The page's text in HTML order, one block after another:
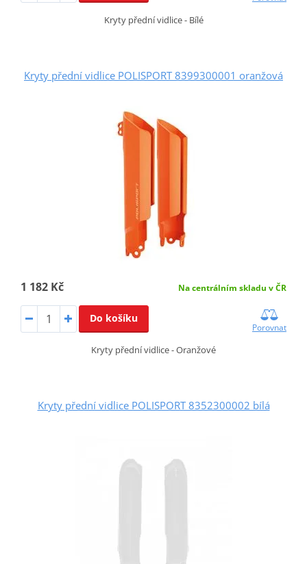
Kryty přední vidlice - Bílé
Kryty přední vidlice POLISPORT 8399300001 oranžová
1 182 Kč Na centrálním skladu v ČR
Do košíku
Porovnat
Kryty přední vidlice - Oranžové
Kryty přední vidlice POLISPORT 8352300002 bílá